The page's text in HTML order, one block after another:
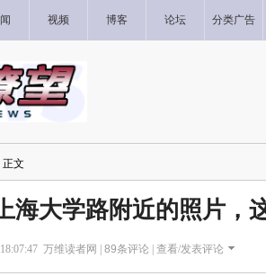
视频 博客 论坛 分类广告
正文
海大学路附近的照片，
万维读者网 | 89条评论 | 查看/发表评论